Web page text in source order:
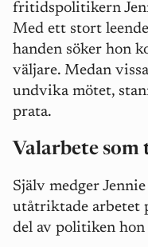
fritidspolitikern
Med ett stort
handen söker hon
väljare. Medan
undvika mötet,
prata.
Valarbete
Själv medger
utåtriktade arbetet
del av politiken